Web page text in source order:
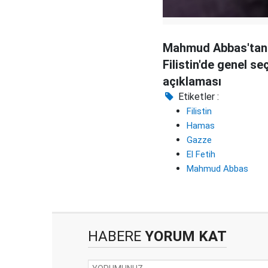
Mahmud Abbas'tan
Filistin'de genel
açıklaması
Etiketler :
Filistin
Hamas
Gazze
El Fetih
Mahmud Abbas
HABERE YORUM KAT